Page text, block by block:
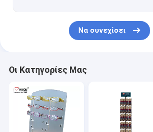
Να συνεχίσει
Οι Κατηγορίες Μας